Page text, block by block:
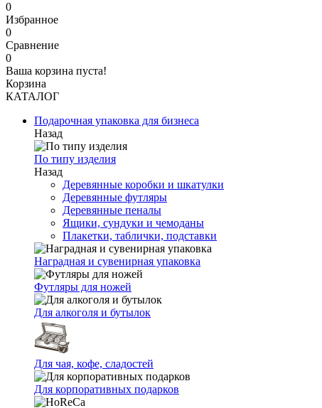
0
Избранное
0
Сравнение
0
Ваша корзина пуста!
Корзина
КАТАЛОГ
Подарочная упаковка для бизнеса
Назад
По типу изделия
Назад
Деревянные коробки и шкатулки
Деревянные футляры
Деревянные пеналы
Ящики, сундуки и чемоданы
Плакетки, таблички, подставки
Наградная и сувенирная упаковка
Футляры для ножей
Для алкоголя и бутылок
Для чая, кофе, сладостей
Для корпоративных подарков